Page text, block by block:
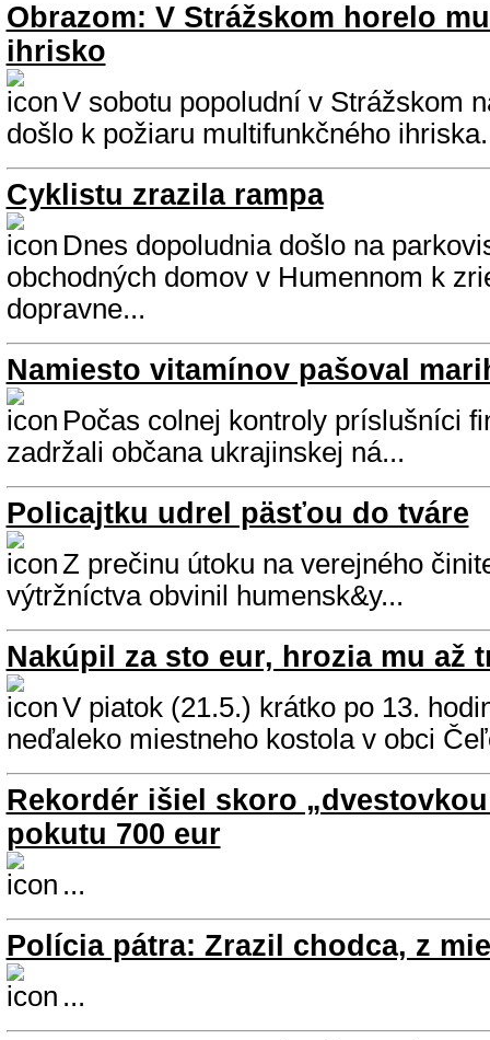
Obrazom: V Strážskom horelo
ihrisko
V sobotu popoludní v Strážskom
došlo k požiaru multifunkčného
Cyklistu zrazila rampa
Dnes dopoludnia došlo na
obchodných domov v Humennom k
dopravne...
Namiesto vitamínov pašoval
Počas colnej kontroly príslušníci
zadržali občana ukrajinskej ná...
Policajtku udrel päsťou do tváre
Z prečinu útoku na verejného
výtržníctva obvinil humensk&y...
Nakúpil za sto eur, hrozia mu až
V piatok (21.5.) krátko po 13.
neďaleko miestneho kostola v obci
Rekordér išiel skoro
pokutu 700 eur
...
Polícia pátra: Zrazil chodca, z
...